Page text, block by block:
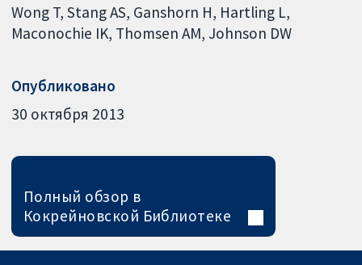
Wong T Stang AS Ganshorn H Hartling L
Maconochie IK Thomsen AM Johnson DW
Опубликовано
30 октября 2013
Полный обзор в
Кокрейновской Библиотеке